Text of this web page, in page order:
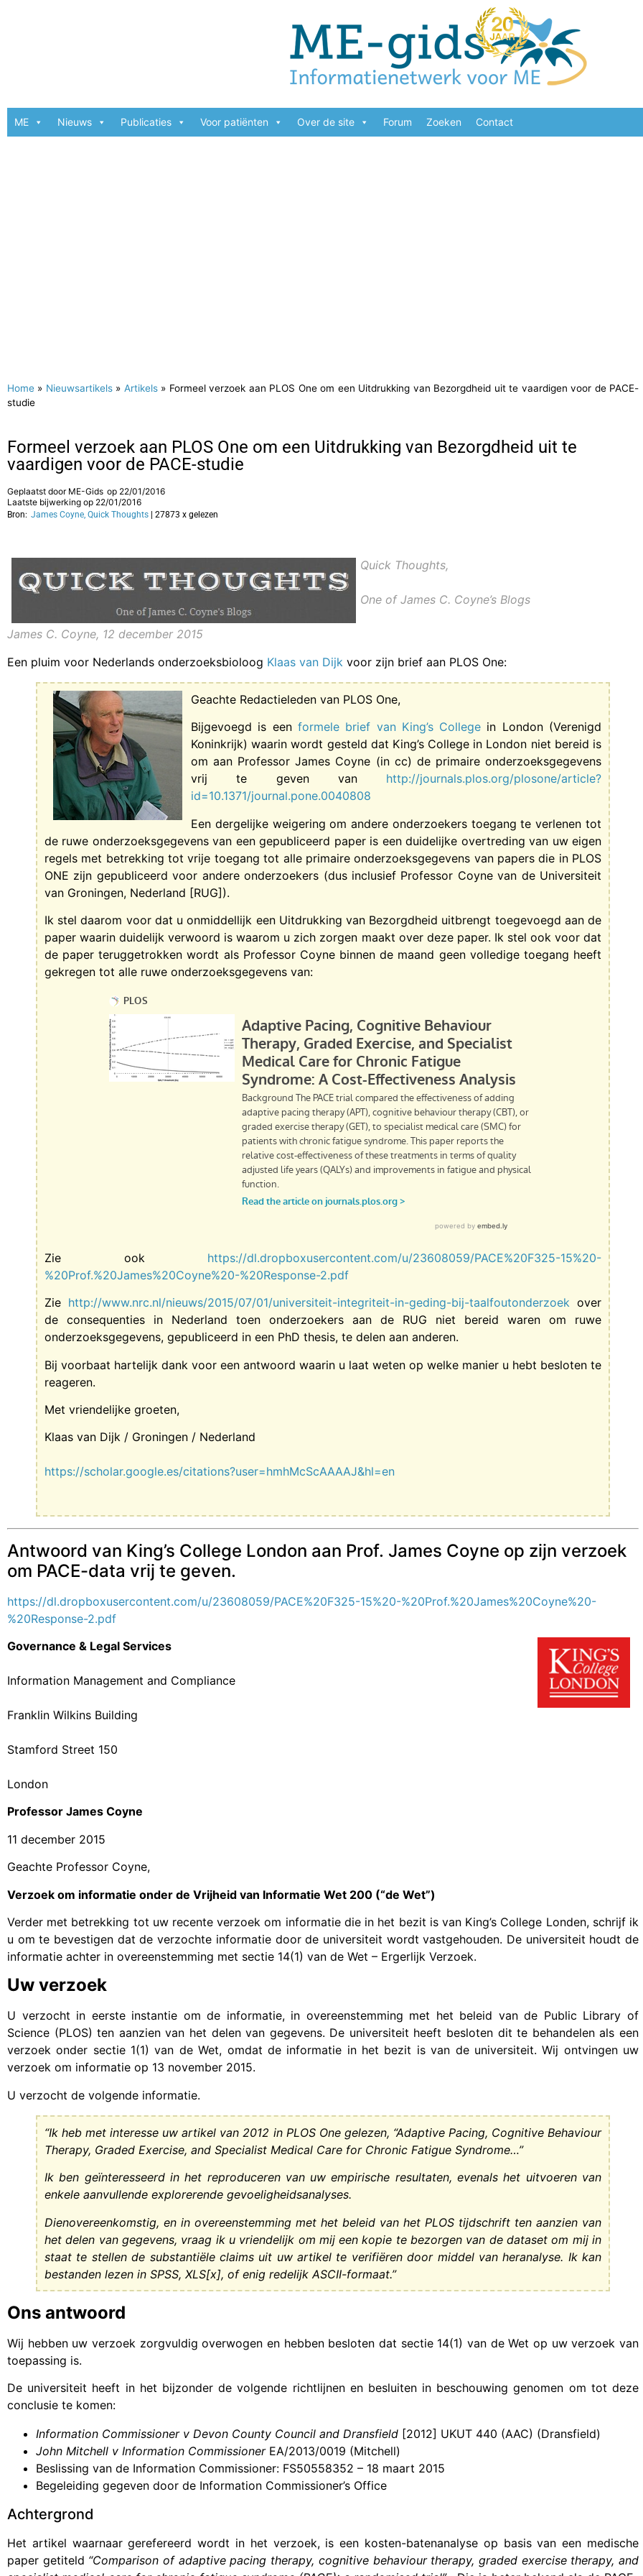
ME Nieuws Publicaties Voor patiënten Over de site Forum Zoeken Contact
Home » Nieuwsartikels» Artikels» Formeel verzoek aan PLOS One om een Uitdrukking van Bezorgdheid uit te vaardigen voor de PACE-
studie
Formeel verzoek aan PLOS One om een Uitdrukking van Bezorgdheid uit te
vaardigen voor de PACE-studie
Geplaatst door ME-Gids op 22/01/2016
Laatste bijwerking op 22/01/2016
Bron: James Coyne, Quick Thoughts | 27873 x gelezen
Quick Thoughts,
One of James C. Coyne’s Blogs
James C. Coyne, 12 december 2015
Een pluim voor Nederlands onderzoeksbioloog Klaas van Dijk voor zijn brief aan PLOS One:
Geachte Redactieleden van PLOS One,
Bijgevoegd is een formele brief van King’s College in London (Verenigd
Koninkrijk) waarin wordt gesteld dat King’s College in London niet bereid is
om aan Professor James Coyne (in cc) de primaire onderzoeksgegevens
vrij te geven van http://journals.plos.org/plosone/article?
id=10.1371/journal.pone.0040808
Een dergelijke weigering om andere onderzoekers toegang te verlenen tot
de ruwe onderzoeksgegevens van een gepubliceerd paper is een duidelijke overtreding van uw eigen
regels met betrekking tot vrije toegang tot alle primaire onderzoeksgegevens van papers die in PLOS
ONE zijn gepubliceerd voor andere onderzoekers (dus inclusief Professor Coyne van de Universiteit
van Groningen, Nederland [RUG]).
Ik stel daarom voor dat u onmiddellijk een Uitdrukking van Bezorgdheid uitbrengt toegevoegd aan de
paper waarin duidelijk verwoord is waarom u zich zorgen maakt over deze paper. Ik stel ook voor dat
de paper teruggetrokken wordt als Professor Coyne binnen de maand geen volledige toegang heeft
gekregen tot alle ruwe onderzoeksgegevens van:
Zie ook https://dl.dropboxusercontent.com/u/23608059/PACE%20F325-15%20-
%20Prof.%20James%20Coyne%20-%20Response-2.pdf
Zie http://www.nrc.nl/nieuws/2015/07/01/universiteit-integriteit-in-geding-bij-taalfoutonderzoek over
de consequenties in Nederland toen onderzoekers aan de RUG niet bereid waren om ruwe
onderzoeksgegevens, gepubliceerd in een PhD thesis, te delen aan anderen.
Bij voorbaat hartelijk dank voor een antwoord waarin u laat weten op welke manier u hebt besloten te
reageren.
Met vriendelijke groeten,
Klaas van Dijk / Groningen / Nederland
https://scholar.google.es/citations?user=hmhMcScAAAAJ&hl=en
Antwoord van King’s College London aan Prof. James Coyne op zijn verzoek
om PACE-data vrij te geven.
https://dl.dropboxusercontent.com/u/23608059/PACE%20F325-15%20-%20Prof.%20James%20Coyne%20-
%20Response-2.pdf
Governance & Legal Services
Information Management and Compliance
Franklin Wilkins Building
Stamford Street 150
London
Professor James Coyne
11 december 2015
Geachte Professor Coyne,
Verzoek om informatie onder de Vrijheid van Informatie Wet 200 (“de Wet”)
Verder met betrekking tot uw recente verzoek om informatie die in het bezit is van King’s College Londen, schrijf ik
u om te bevestigen dat de verzochte informatie door de universiteit wordt vastgehouden. De universiteit houdt de
informatie achter in overeenstemming met sectie 14(1) van de Wet – Ergerlijk Verzoek.
Uw verzoek
U verzocht in eerste instantie om de informatie, in overeenstemming met het beleid van de Public Library of
Science (PLOS) ten aanzien van het delen van gegevens. De universiteit heeft besloten dit te behandelen als een
verzoek onder sectie 1(1) van de Wet, omdat de informatie in het bezit is van de universiteit. Wij ontvingen uw
verzoek om informatie op 13 november 2015.
U verzocht de volgende informatie.
“Ik heb met interesse uw artikel van 2012 in PLOS One gelezen, “Adaptive Pacing, Cognitive Behaviour
Therapy, Graded Exercise, and Specialist Medical Care for Chronic Fatigue Syndrome…”
Ik ben geïnteresseerd in het reproduceren van uw empirische resultaten, evenals het uitvoeren van
enkele aanvullende explorerende gevoeligheidsanalyses.
Dienovereenkomstig, en in overeenstemming met het beleid van het PLOS tijdschrift ten aanzien van
het delen van gegevens, vraag ik u vriendelijk om mij een kopie te bezorgen van de dataset om mij in
staat te stellen de substantiële claims uit uw artikel te verifiëren door middel van heranalyse. Ik kan
bestanden lezen in SPSS, XLS[x], of enig redelijk ASCII-formaat.”
Ons antwoord
Wij hebben uw verzoek zorgvuldig overwogen en hebben besloten dat sectie 14(1) van de Wet op uw verzoek van
toepassing is.
De universiteit heeft in het bijzonder de volgende richtlijnen en besluiten in beschouwing genomen om tot deze
conclusie te komen:
Information Commissioner v Devon County Council and Dransfield [2012] UKUT 440 (AAC) (Dransfield)
John Mitchell v Information CommissionerEA/2013/0019 (Mitchell)
Beslissing van de Information Commissioner: FS50558352 – 18 maart 2015
Begeleiding gegeven door de Information Commissioner’s Office
Achtergrond
Het artikel waarnaar gerefereerd wordt in het verzoek, is een kosten-batenanalyse op basis van een medische
paper getiteld “Comparison of adaptive pacing therapy, cognitive behaviour therapy, graded exercise therapy, and